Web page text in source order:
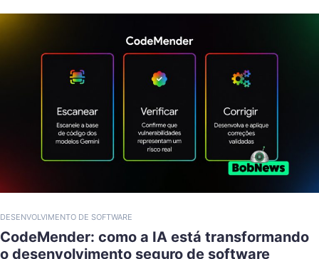
DESENVOLVIMENTO DE SOFTWARE
CodeMender: como a IA está transformando
o desenvolvimento seguro de software